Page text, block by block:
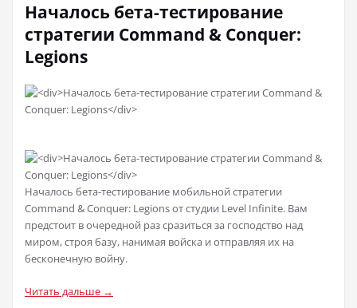
Началось бета-тестирование
стратегии Command & Conquer:
Legions
Началось бета-тестирование мобильной стратегии
Command & Conquer: Legions от студии Level Infinite. Вам
предстоит в очередной раз сразиться за господство над
миром, строя базу, нанимая войска и отправляя их на
бесконечную войну.
Читать дальше →